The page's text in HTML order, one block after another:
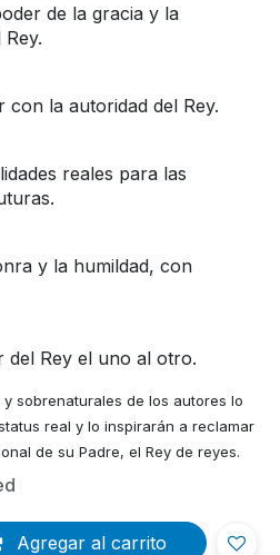
de la gracia y la
con la autoridad del Rey.
reales para las
y la humildad, con
del Rey el uno al otro.
sobrenaturales de los autores lo
real y lo inspirarán a reclamar
de su Padre, el Rey de reyes.
Agregar al carrito